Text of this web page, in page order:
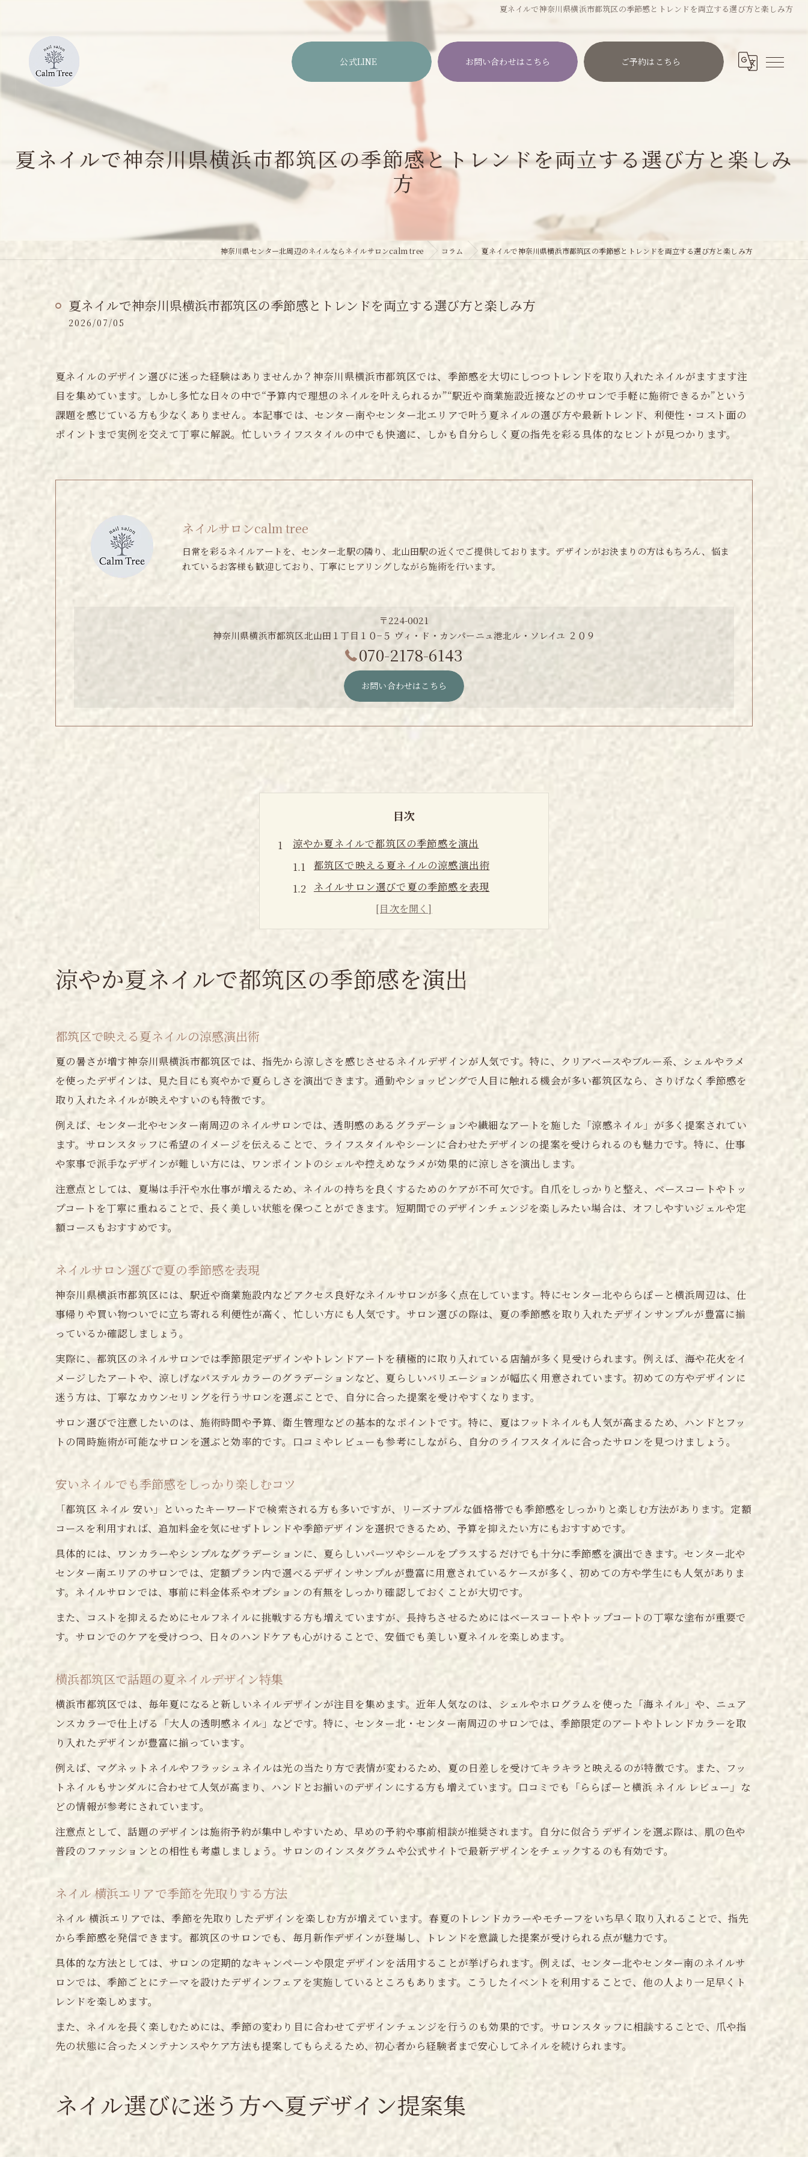
夏ネイルで神奈川県横浜市都筑区の季節感とトレンドを両立する選び方と楽しみ方
公式LINE お問い合わせはこちら ご予約はこちら
夏ネイルで神奈川県横浜市都筑区の季節感とトレンドを両立する選び方と楽しみ
方
神奈川県センター北周辺のネイルならネイルサロンcalm tree コラム 夏ネイルで神奈川県横浜市都筑区の季節感とトレンドを両立する選び方と楽しみ方
夏ネイルで神奈川県横浜市都筑区の季節感とトレンドを両立する選び方と楽しみ方
2026/07/05
夏ネイルのデザイン選びに迷った経験はありませんか？神奈川県横浜市都筑区では、季節感を大切にしつつトレンドを取り入れたネイルがますます注
目を集めています。しかし多忙な日々の中で“予算内で理想のネイルを叶えられるか”“駅近や商業施設近接などのサロンで手軽に施術できるか”という
課題を感じている方も少なくありません。本記事では、センター南やセンター北エリアで叶う夏ネイルの選び方や最新トレンド、利便性・コスト面の
ポイントまで実例を交えて丁寧に解説。忙しいライフスタイルの中でも快適に、しかも自分らしく夏の指先を彩る具体的なヒントが見つかります。
ネイルサロンcalm tree
日常を彩るネイルアートを、センター北駅の隣り、北山田駅の近くでご提供しております。デザインがお決まりの方はもちろん、悩ま
れているお客様も歓迎しており、丁寧にヒアリングしながら施術を行います。
〒224-0021
神奈川県横浜市都筑区北山田１丁目１０−５ ヴィ・ド・カンパーニュ港北ル・ソレイユ ２０９
070-2178-6143
お問い合わせはこちら
目次
涼やか夏ネイルで都筑区の季節感を演出
都筑区で映える夏ネイルの涼感演出術
ネイルサロン選びで夏の季節感を表現
安いネイルでも季節感をしっかり楽しむコツ
横浜都筑区で話題の夏ネイルデザイン特集
ネイル 横浜エリアで季節を先取りする方法
ネイル選びに迷う方へ夏デザイン提案集
都筑区のネイルで夏デザインを迷わず選ぶ方法
夏ネイルのトレンドデザインをプロが提案
ネイルサロン 都筑区のデザイン選びポイント
センター北ネイルで人気の夏デザイン集
安いネイルサロンで見つける夏のおすすめ
都筑区で叶える最新夏ネイルトレンド紹介
トレンドネイルを安く楽しむ都筑区の選び方
センター北ネイルで話題の夏デザイン事情
横浜ネイルでトレンド感を取り入れる秘訣
ネイルサロン 都筑区の夏トレンド徹底解説
自分らしさ映える夏のネイル活用術
都筑区のネイルで個性が光るデザイン選び
安いネイルサロン活用で理想を叶える方法
センター北ネイルで自分らしさを引き出す
ネイル 横浜エリアで個性を演出するコツ
忙しい毎日に安らぎを与える夏ネイル体験
仕事帰りに寄れるネイルサロン都筑区特集
夏ネイルで日常に癒しをプラスする方法
安いネイルサロンでコスパ良くリフレッシュ
横浜ネイルサロンで癒しの夏体験を満喫
センター北で叶う時短ネイル施術の魅力
フットも楽しむ都筑区の夏季ネイル事情
センター北フットネイルで夏を満喫する方法
都筑区のネイルでフットもおしゃれに彩る
安いネイルサロンでフットも夏仕様に変身
横浜エリアで人気の夏のフットネイル特集
フットネイルとハンドネイルの同時施術術
涼やか夏ネイルで都筑区の季節感を演出
都筑区で映える夏ネイルの涼感演出術
夏の暑さが増す神奈川県横浜市都筑区では、指先から涼しさを感じさせるネイルデザインが人気です。特に、クリアベースやブルー系、シェルやラメ
を使ったデザインは、見た目にも爽やかで夏らしさを演出できます。通勤やショッピングで人目に触れる機会が多い都筑区なら、さりげなく季節感を
取り入れたネイルが映えやすいのも特徴です。
例えば、センター北やセンター南周辺のネイルサロンでは、透明感のあるグラデーションや繊細なアートを施した「涼感ネイル」が多く提案されてい
ます。サロンスタッフに希望のイメージを伝えることで、ライフスタイルやシーンに合わせたデザインの提案を受けられるのも魅力です。特に、仕事
や家事で派手なデザインが難しい方には、ワンポイントのシェルや控えめなラメが効果的に涼しさを演出します。
注意点としては、夏場は手汗や水仕事が増えるため、ネイルの持ちを良くするためのケアが不可欠です。自爪をしっかりと整え、ベースコートやトッ
プコートを丁寧に重ねることで、長く美しい状態を保つことができます。短期間でのデザインチェンジを楽しみたい場合は、オフしやすいジェルや定
額コースもおすすめです。
ネイルサロン選びで夏の季節感を表現
神奈川県横浜市都筑区には、駅近や商業施設内などアクセス良好なネイルサロンが多く点在しています。特にセンター北やららぽーと横浜周辺は、仕
事帰りや買い物ついでに立ち寄れる利便性が高く、忙しい方にも人気です。サロン選びの際は、夏の季節感を取り入れたデザインサンプルが豊富に揃
っているか確認しましょう。
実際に、都筑区のネイルサロンでは季節限定デザインやトレンドアートを積極的に取り入れている店舗が多く見受けられます。例えば、海や花火をイ
メージしたアートや、涼しげなパステルカラーのグラデーションなど、夏らしいバリエーションが幅広く用意されています。初めての方やデザインに
迷う方は、丁寧なカウンセリングを行うサロンを選ぶことで、自分に合った提案を受けやすくなります。
サロン選びで注意したいのは、施術時間や予算、衛生管理などの基本的なポイントです。特に、夏はフットネイルも人気が高まるため、ハンドとフッ
トの同時施術が可能なサロンを選ぶと効率的です。口コミやレビューも参考にしながら、自分のライフスタイルに合ったサロンを見つけましょう。
安いネイルでも季節感をしっかり楽しむコツ
「都筑区 ネイル 安い」といったキーワードで検索される方も多いですが、リーズナブルな価格帯でも季節感をしっかりと楽しむ方法があります。定額
コースを利用すれば、追加料金を気にせずトレンドや季節デザインを選択できるため、予算を抑えたい方にもおすすめです。
具体的には、ワンカラーやシンプルなグラデーションに、夏らしいパーツやシールをプラスするだけでも十分に季節感を演出できます。センター北や
センター南エリアのサロンでは、定額プラン内で選べるデザインサンプルが豊富に用意されているケースが多く、初めての方や学生にも人気がありま
す。ネイルサロンでは、事前に料金体系やオプションの有無をしっかり確認しておくことが大切です。
また、コストを抑えるためにセルフネイルに挑戦する方も増えていますが、長持ちさせるためにはベースコートやトップコートの丁寧な塗布が重要で
す。サロンでのケアを受けつつ、日々のハンドケアも心がけることで、安価でも美しい夏ネイルを楽しめます。
横浜都筑区で話題の夏ネイルデザイン特集
横浜市都筑区では、毎年夏になると新しいネイルデザインが注目を集めます。近年人気なのは、シェルやホログラムを使った「海ネイル」や、ニュア
ンスカラーで仕上げる「大人の透明感ネイル」などです。特に、センター北・センター南周辺のサロンでは、季節限定のアートやトレンドカラーを取
り入れたデザインが豊富に揃っています。
例えば、マグネットネイルやフラッシュネイルは光の当たり方で表情が変わるため、夏の日差しを受けてキラキラと映えるのが特徴です。また、フッ
トネイルもサンダルに合わせて人気が高まり、ハンドとお揃いのデザインにする方も増えています。口コミでも「ららぽーと横浜 ネイル レビュー」な
どの情報が参考にされています。
注意点として、話題のデザインは施術予約が集中しやすいため、早めの予約や事前相談が推奨されます。自分に似合うデザインを選ぶ際は、肌の色や
普段のファッションとの相性も考慮しましょう。サロンのインスタグラムや公式サイトで最新デザインをチェックするのも有効です。
ネイル 横浜エリアで季節を先取りする方法
ネイル 横浜エリアでは、季節を先取りしたデザインを楽しむ方が増えています。春夏のトレンドカラーやモチーフをいち早く取り入れることで、指先
から季節感を発信できます。都筑区のサロンでも、毎月新作デザインが登場し、トレンドを意識した提案が受けられる点が魅力です。
具体的な方法としては、サロンの定期的なキャンペーンや限定デザインを活用することが挙げられます。例えば、センター北やセンター南のネイルサ
ロンでは、季節ごとにテーマを設けたデザインフェアを実施しているところもあります。こうしたイベントを利用することで、他の人より一足早くト
レンドを楽しめます。
また、ネイルを長く楽しむためには、季節の変わり目に合わせてデザインチェンジを行うのも効果的です。サロンスタッフに相談することで、爪や指
先の状態に合ったメンテナンスやケア方法も提案してもらえるため、初心者から経験者まで安心してネイルを続けられます。
ネイル選びに迷う方へ夏デザイン提案集
ご予約はこちら
ご予約はこちら